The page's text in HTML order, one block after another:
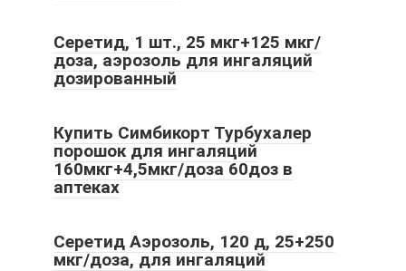
Серетид, 1 шт., 25 мкг+125 мкг/
доза, аэрозоль для ингаляций
дозированный
Купить Симбикорт Турбухалер
порошок для ингаляций
160мкг+4,5мкг/доза 60доз в
аптеках
Серетид Аэрозоль, 120 д, 25+250
мкг/доза, для ингаляций